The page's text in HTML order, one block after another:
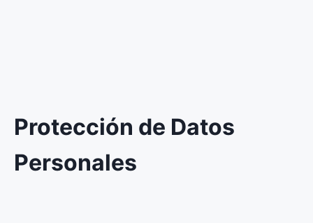
Protección de Datos
Personales